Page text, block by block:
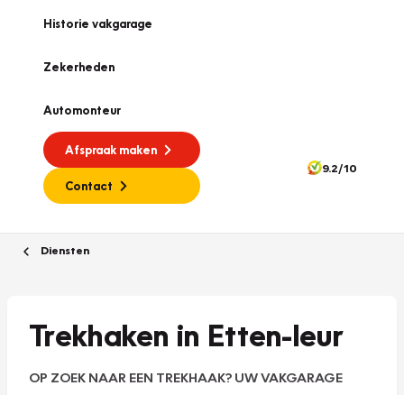
Historie vakgarage
Zekerheden
Automonteur
Afspraak maken
Contact
9.2/10
Diensten
Trekhaken in Etten-leur
OP ZOEK NAAR EEN TREKHAAK? UW VAKGARAGE